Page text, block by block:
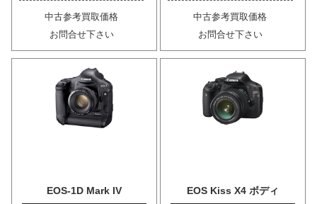
中古参考買取価格
お問合せ下さい
中古参考買取価格
お問合せ下さい
EOS-1D Mark IV EOS Kiss X4 ボディ